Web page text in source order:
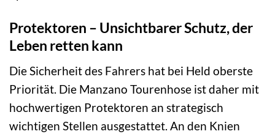
Protektoren – Unsichtbarer Schutz, der
Leben retten kann
Die Sicherheit des Fahrers hat bei Held oberste
Priorität. Die Manzano Tourenhose ist daher mit
hochwertigen Protektoren an strategisch
wichtigen Stellen ausgestattet. An den Knien